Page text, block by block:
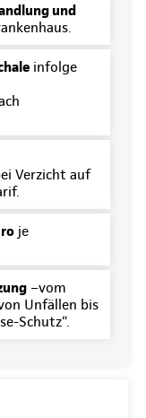
und
infolge
Verzicht auf
je
–vom
Unfällen bis
Schutz“.